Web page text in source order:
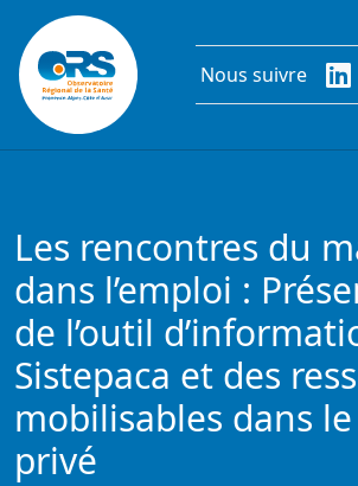
Aller au contenu principal
Nous suivre
Les rencontres du
dans l’emploi :
de l’outil
Sistepaca et des
mobilisables dans
privé